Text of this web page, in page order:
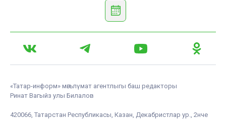
«Татар-информ» мәгълүмат агентлыгы баш редакторы
Ринат Вагыйз улы Билалов
420066, Татарстан Республикасы, Казан, Декабристлар ур., 2нче